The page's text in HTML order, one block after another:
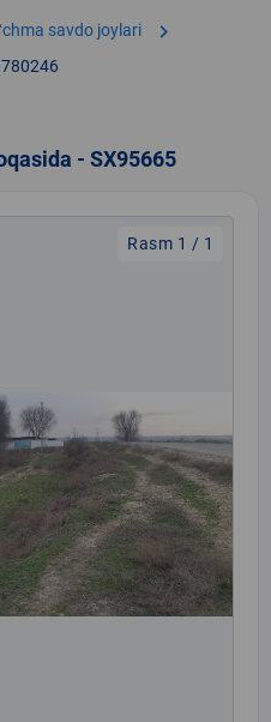
savdo joylari chevron_right
- SX95665
Rasm 1 / 1